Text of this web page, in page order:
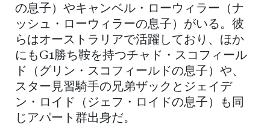
の息子）やキャンベル・ローウィラー（ナ
ッシュ・ローウィラーの息子）がいる。彼
らはオーストラリアで活躍しており、ほか
にもG1勝ち鞍を持つチャド・スコフィール
ド（グリン・スコフィールドの息子）や、
スター見習騎手の兄弟ザックとジェイデ
ン・ロイド（ジェフ・ロイドの息子）も同
じアパート群出身だ。